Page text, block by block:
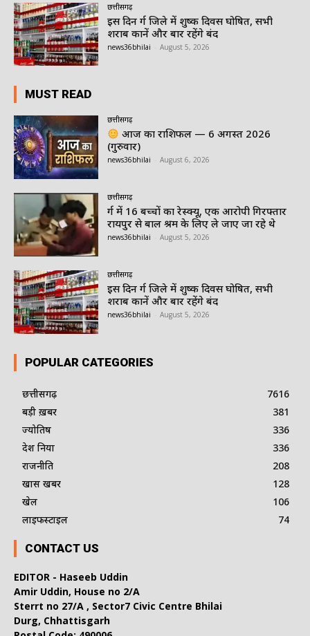
छत्तीसगढ़
इस दिन दुर्ग जिले में शुष्क दिवस घोषित, सभी
शराब दुकानें और बार रहेंगे बंद
news36bhilai August 5, 2026
MUST READ
छत्तीसगढ़
आज का राशिफल — 6 अगस्त 2026
(गुरुवार)
news36bhilai August 6, 2026
छत्तीसगढ़
दुर्ग में 16 बच्चों का रेस्क्यू, एक आरोपी गिरफ्तार
रायपुर से बाल श्रम के लिए ले जाए जा रहे थे
news36bhilai August 5, 2026
छत्तीसगढ़
इस दिन दुर्ग जिले में शुष्क दिवस घोषित, सभी
शराब दुकानें और बार रहेंगे बंद
news36bhilai August 5, 2026
POPULAR CATEGORIES
छत्तीसगढ़
7616
बड़ी ख़बर
381
ज्योतिष
336
देश दुनिया
336
राजनीति
208
खास खबर
128
खेल
106
लाइफस्टाइल
74
CONTACT US
EDITOR - Haseeb Uddin
Amir Uddin, House no 2/A
Sterrt no 27/A , Sector7 Civic Centre Bhilai
Durg, Chhattisgarh